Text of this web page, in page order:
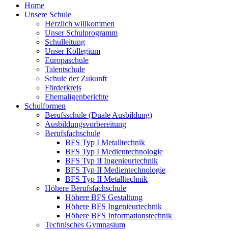
Home
Unsere Schule
Herzlich willkommen
Unser Schulprogramm
Schulleitung
Unser Kollegium
Europaschule
Talentschule
Schule der Zukunft
Förderkreis
Ehemaligenberichte
Schulformen
Berufsschule (Duale Ausbildung)
Ausbildungsvorbereitung
Berufsfachschule
BFS Typ I Metalltechnik
BFS Typ I Medientechnologie
BFS Typ II Ingenieurtechnik
BFS Typ II Medientechnologie
BFS Typ II Metalltechnik
Höhere Berufsfachschule
Höhere BFS Gestaltung
Höhere BFS Ingenieurtechnik
Höhere BFS Informationstechnik
Technisches Gymnasium